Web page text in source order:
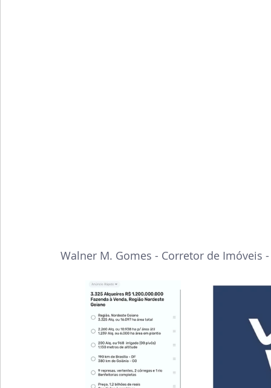
Walner M. Gomes - Corretor de Imóveis -